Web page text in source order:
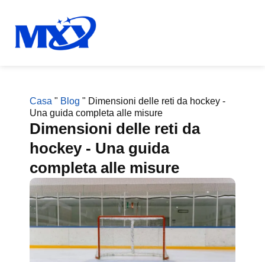
Casa " Blog " Dimensioni delle reti da hockey -
Una guida completa alle misure
Dimensioni delle reti da
hockey - Una guida
completa alle misure